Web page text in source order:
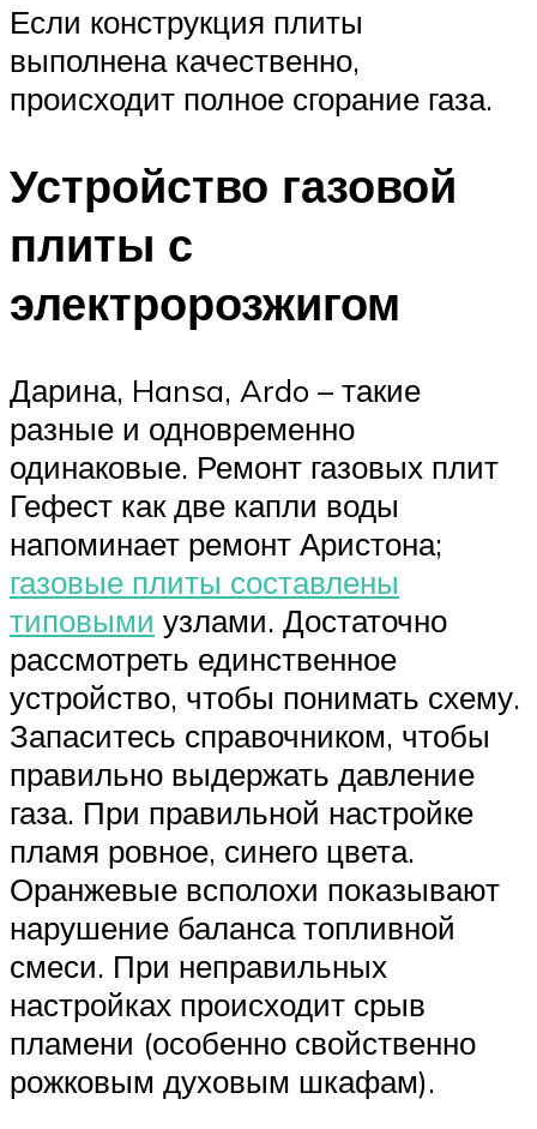
Если конструкция плиты
выполнена качественно,
происходит полное сгорание газа.
Устройство газовой
плиты с
электророзжигом
Дарина, Hansa, Ardo – такие
разные и одновременно
одинаковые. Ремонт газовых плит
Гефест как две капли воды
напоминает ремонт Аристона;
газовые плиты составлены
типовыми узлами. Достаточно
рассмотреть единственное
устройство, чтобы понимать схему.
Запаситесь справочником, чтобы
правильно выдержать давление
газа. При правильной настройке
пламя ровное, синего цвета.
Оранжевые всполохи показывают
нарушение баланса топливной
смеси. При неправильных
настройках происходит срыв
пламени (особенно свойственно
рожковым духовым шкафам).